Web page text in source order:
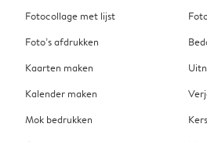
Fotocollage met lijst
Foto’s afdrukken
Kaarten maken
Kalender maken
Mok bedrukken